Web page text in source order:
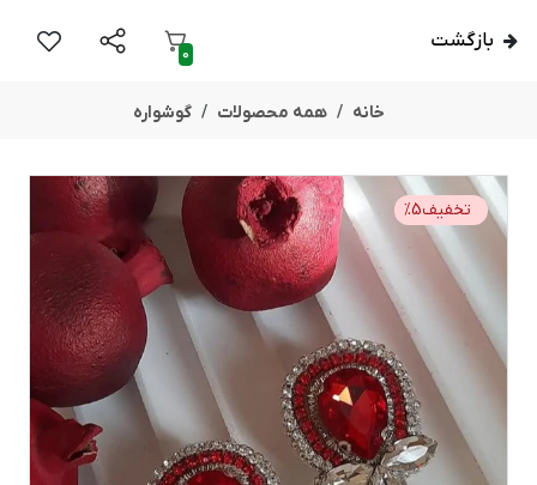
بازگشت
0
خانه همه محصولات گوشواره
تخفیف %5